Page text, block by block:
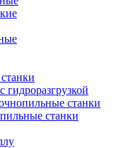
станки
станки